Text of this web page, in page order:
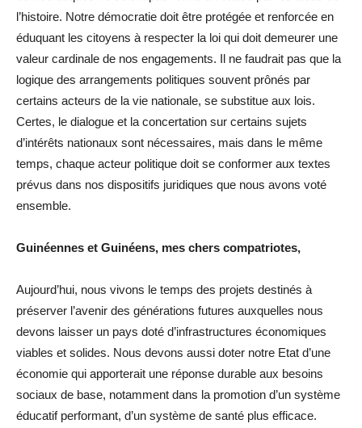
l’histoire. Notre démocratie doit être protégée et renforcée en
éduquant les citoyens à respecter la loi qui doit demeurer une
valeur cardinale de nos engagements. Il ne faudrait pas que la
logique des arrangements politiques souvent prônés par
certains acteurs de la vie nationale, se substitue aux lois.
Certes, le dialogue et la concertation sur certains sujets
d’intérêts nationaux sont nécessaires, mais dans le même
temps, chaque acteur politique doit se conformer aux textes
prévus dans nos dispositifs juridiques que nous avons voté
ensemble.
Guinéennes et Guinéens, mes chers compatriotes,
Aujourd’hui, nous vivons le temps des projets destinés à
préserver l’avenir des générations futures auxquelles nous
devons laisser un pays doté d’infrastructures économiques
viables et solides. Nous devons aussi doter notre Etat d’une
économie qui apporterait une réponse durable aux besoins
sociaux de base, notamment dans la promotion d’un système
éducatif performant, d’un système de santé plus efficace.